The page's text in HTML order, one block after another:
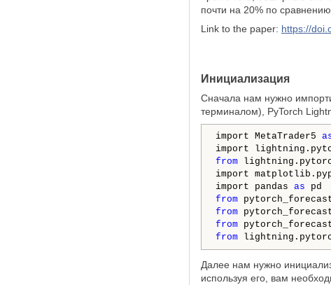
почти на 20% по
Link to the paper: https://
Инициализация
Сначала нам нужно
терминалом), PyTorch
import MetaTrader5
import
from
import
import pandas as
from
from
from
from
Далее нам нужно
используя его, вам